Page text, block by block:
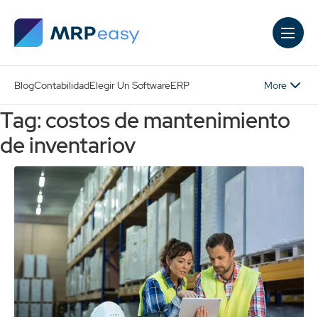
BlogContabilidadElegir Un SoftwareERP More
Tag: costos de mantenimiento
de inventariov